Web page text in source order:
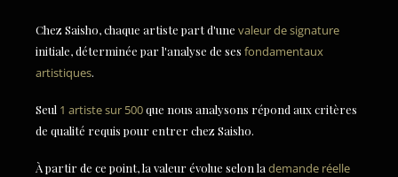
Chez Saisho, chaque artiste part d'une valeur de signature
initiale, déterminée par l'analyse de ses fondamentaux
artistiques.
Seul 1 artiste sur 500que nous analysons répond aux critères
de qualité requis pour entrer chez Saisho.
À partir de ce point, la valeur évolue selon la demande réelle